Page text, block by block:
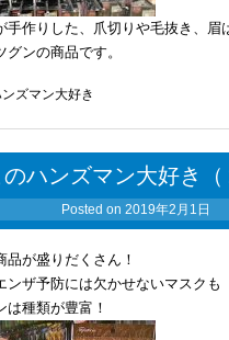
手作りした、爪切りや毛抜き、眉
グンの商品です。
ズマン大好き
ハンズマン大好き（
Posted on 2019年2月1日
品が盛りだくさん！
ンザ予防には欠かせないマスクも
は種類が豊富！